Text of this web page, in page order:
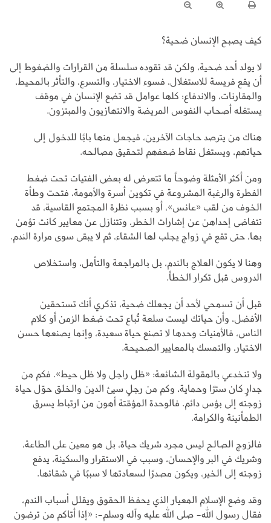
كيف يصبح الإنسان ضحية؟
لا يولد أحد ضحية، ولكن قد تقوده سلسلة من القرارات والضغوط إلى
أن يقع فريسة للاستغلال، فسوء الاختيار، والتسرع، والتأثر بالمحيط،
والمقارنات، والاندفاع؛ كلها عوامل قد تضع الإنسان في موقف
يستغله أصحاب النفوس المريضة والانتهازيون والمبتزون.
هناك من يترصد حاجات الآخرين، فيجعل منها بابًا للدخول إلى
حياتهم، ويستغل نقاط ضعفهم لتحقيق مصالحه.
ومن أكثر الأمثلة وضوحاً ما تتعرض له بعض الفتيات تحت ضغط
الفطرة والرغبة المشروعة في تكوين أسرة والأمومة، فتحت وطأة
الخوف من لقب «عانس»، أو بسبب نظرة المجتمع القاسية، قد
تتغاضى إحداهن عن إشارات الخطر، وتتنازل عن معايير كانت تؤمن
بها، حتى تقع في زواج يجلب لها الشقاء، ثم لا يبقى سوى مرارة الندم.
وهنا لا يكون العلاج بالندم، بل بالمراجعة والتأمل، واستخلاص
الدروس قبل تكرار الخطأ.
قبل أن تسمحي لأحد أن يجعلك ضحية، تذكري أنك تستحقين
الأفضل، وأن حياتك ليست سلعة تُباع تحت ضغط الزمن أو كلام
الناس، فالأمنيات وحدها لا تصنع حياة سعيدة، وإنما يصنعها حسن
الاختيار، والتمسك بالمعايير الصحيحة.
ولا تنخدعي بالمقولة الشائعة: «ظل راجل ولا ظل حيط». فكم من
جدارٍ كان سترًا وحماية، وكم من رجلٍ سيئ الدين والخلق حوّل حياة
زوجته إلى بؤس دائم. فالوحدة المؤقتة أهون من ارتباط يسرق
الطمأنينة والكرامة.
فالزوج الصالح ليس مجرد شريك حياة، بل هو معين على الطاعة،
وشريك في البر والإحسان، وسبب في الاستقرار والسكينة، يدفع
زوجته إلى الخير، ويكون مصدرًا لسعادتها لا سببًا في شقائها.
وقد وضع الإسلام المعيار الذي يحفظ الحقوق ويقلل أسباب الندم،
فقال رسول الله- صلى الله عليه وآله وسلم-: «إذا أتاكم من ترضون